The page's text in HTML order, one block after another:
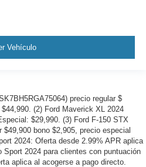
Vehículo
precio regular $
(2) Ford Maverick XL 2024
$29,990. (3) Ford F-150 STX
$49,900 bono $2,905, precio especial
2024: Oferta desde 2.99% APR aplica
2024 para clientes con puntuación
aplica al acogerse a pago directo.